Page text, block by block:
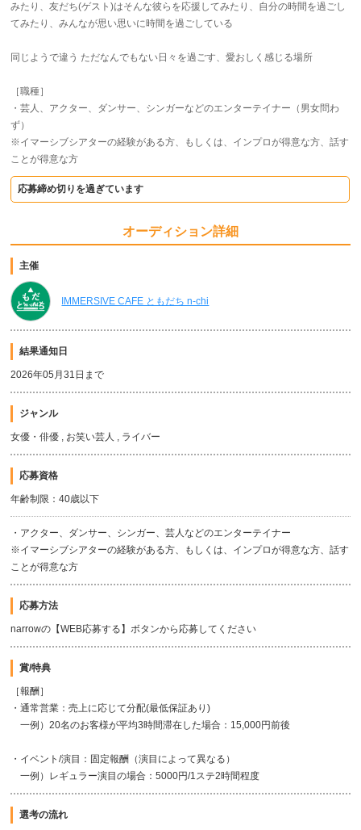
みたり、友だち(ゲスト)はそんな彼らを応援してみたり、自分の時間を過ごし
てみたり、みんなが思い思いに時間を過ごしている
同じようで違う ただなんでもない日々を過ごす、愛おしく感じる場所
［職種］
・芸人、アクター、ダンサー、シンガーなどのエンターテイナー（男女問わ
ず）
※イマーシブシアターの経験がある方、もしくは、インプロが得意な方、話す
ことが得意な方
応募締め切りを過ぎています
オーディション詳細
主催
IMMERSIVE CAFE ともだち n-chi
結果通知日
2026年05月31日まで
ジャンル
女優・俳優 , お笑い芸人 , ライバー
応募資格
年齢制限：40歳以下
・アクター、ダンサー、シンガー、芸人などのエンターテイナー
※イマーシブシアターの経験がある方、もしくは、インプロが得意な方、話す
ことが得意な方
応募方法
narrowの【WEB応募する】ボタンから応募してください
賞/特典
［報酬］
・通常営業：売上に応じて分配(最低保証あり)
一例）20名のお客様が平均3時間滞在した場合：15,000円前後
・イベント/演目：固定報酬（演目によって異なる）
一例）レギュラー演目の場合：5000円/1ステ2時間程度
選考の流れ